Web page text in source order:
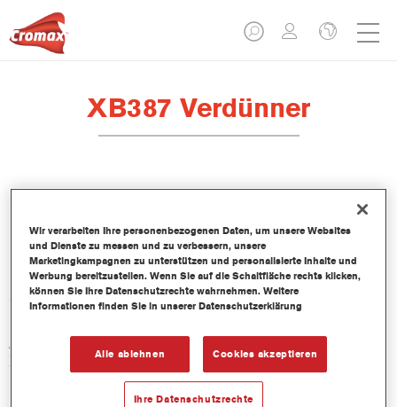
XB387 Verdünner
Produktmerkmale
Produktvariante
5LT
Artikelnummer
XB387 5.00 LI
Wir verarbeiten Ihre personenbezogenen Daten, um unsere Websites
und Dienste zu messen und zu verbessern, unsere
Marketingkampagnen zu unterstützen und personalisierte Inhalte und
Werbung bereitzustellen. Wenn Sie auf die Schaltfläche rechts klicken,
können Sie Ihre Datenschutzrechte wahrnehmen. Weitere
Informationen finden Sie in unserer Datenschutzerklärung
Alle ablehnen Cookies akzeptieren
Ihre Datenschutzrechte